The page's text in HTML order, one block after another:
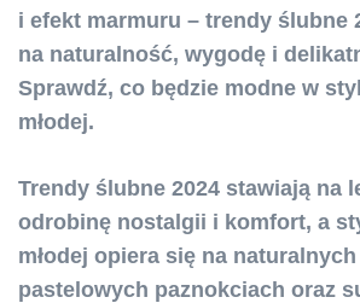
i efekt marmuru – trendy ślubne
na naturalność, wygodę i
Sprawdź, co będzie modne w
młodej.
Trendy ślubne 2024 stawiają na
odrobinę nostalgii i komfort, a
młodej opiera się na
pastelowych paznokciach oraz